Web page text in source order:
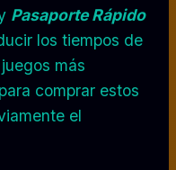
Pasaporte Rápido
los tiempos de
más
comprar estos
el